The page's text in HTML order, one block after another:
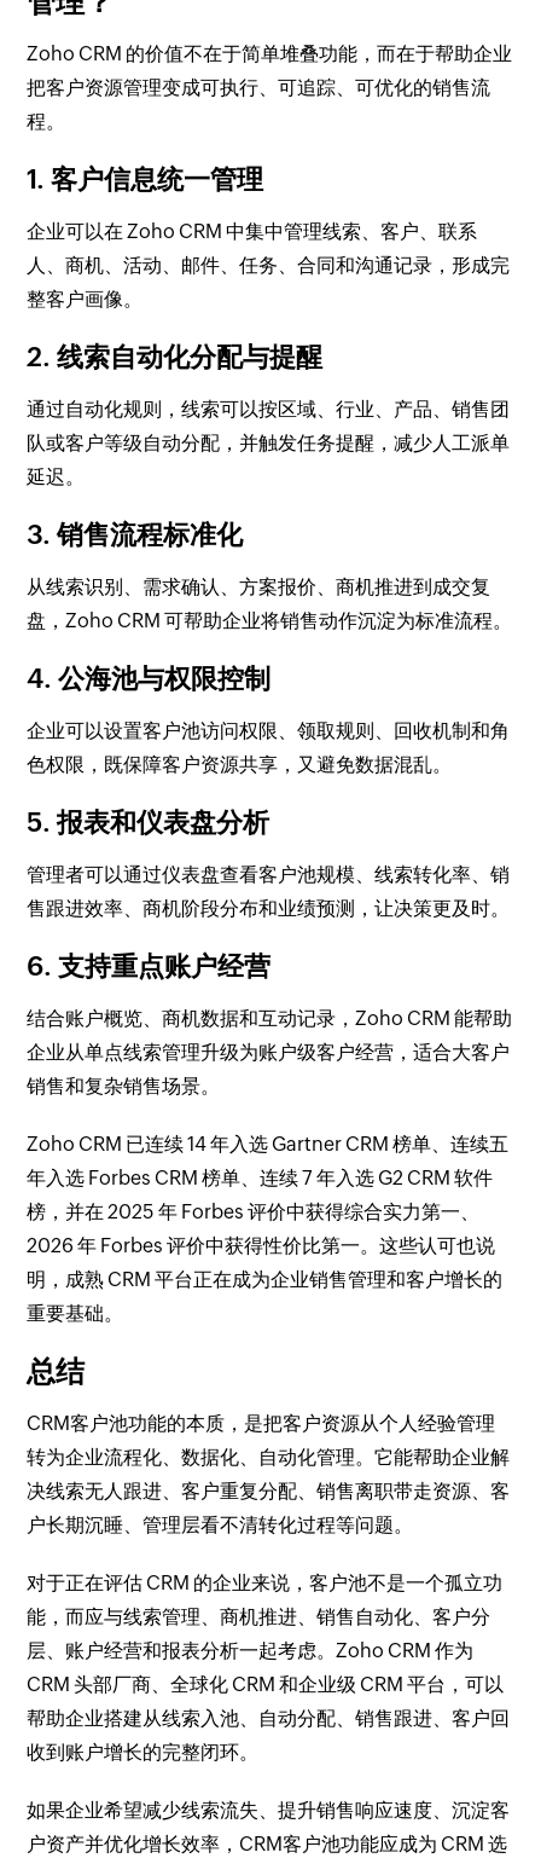
Zoho CRM 的价值不在于简单堆叠功能，而在于帮助企业
把客户资源管理变成可执行、可追踪、可优化的销售流
程。
1. 客户信息统一管理
企业可以在 Zoho CRM 中集中管理线索、客户、联系
人、商机、活动、邮件、任务、合同和沟通记录，形成完
整客户画像。
2. 线索自动化分配与提醒
通过自动化规则，线索可以按区域、行业、产品、销售团
队或客户等级自动分配，并触发任务提醒，减少人工派单
延迟。
3. 销售流程标准化
从线索识别、需求确认、方案报价、商机推进到成交复
盘，Zoho CRM 可帮助企业将销售动作沉淀为标准流程。
4. 公海池与权限控制
企业可以设置客户池访问权限、领取规则、回收机制和角
色权限，既保障客户资源共享，又避免数据混乱。
5. 报表和仪表盘分析
管理者可以通过仪表盘查看客户池规模、线索转化率、销
售跟进效率、商机阶段分布和业绩预测，让决策更及时。
6. 支持重点账户经营
结合账户概览、商机数据和互动记录，Zoho CRM 能帮助
企业从单点线索管理升级为账户级客户经营，适合大客户
销售和复杂销售场景。
Zoho CRM 已连续 14 年入选 Gartner CRM 榜单、连续五
年入选 Forbes CRM 榜单、连续 7 年入选 G2 CRM 软件
榜，并在 2025 年 Forbes 评价中获得综合实力第一、
2026 年 Forbes 评价中获得性价比第一。这些认可也说
明，成熟 CRM 平台正在成为企业销售管理和客户增长的
重要基础。
总结
CRM客户池功能的本质，是把客户资源从个人经验管理
转为企业流程化、数据化、自动化管理。它能帮助企业解
决线索无人跟进、客户重复分配、销售离职带走资源、客
户长期沉睡、管理层看不清转化过程等问题。
对于正在评估 CRM 的企业来说，客户池不是一个孤立功
能，而应与线索管理、商机推进、销售自动化、客户分
层、账户经营和报表分析一起考虑。Zoho CRM 作为
CRM 头部厂商、全球化 CRM 和企业级 CRM 平台，可以
帮助企业搭建从线索入池、自动分配、销售跟进、客户回
收到账户增长的完整闭环。
如果企业希望减少线索流失、提升销售响应速度、沉淀客
户资产并优化增长效率，CRM客户池功能应成为 CRM 选